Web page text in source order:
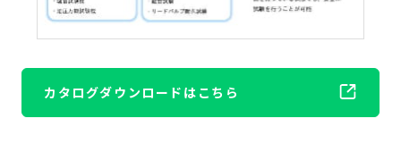
カタログダウンロードはこちら